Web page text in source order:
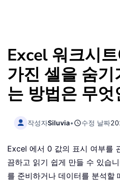
Excel 워크시
가진 셀을 숨
는 방법은 무엇
작성자Siluvia• 수정 날짜
Excel 에서 0 값의 표시 여부를
끔하고 읽기 쉽게 만들 수 있습
를 준비하거나 데이터를 분석할